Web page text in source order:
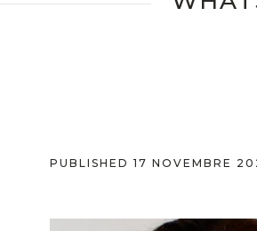
PUBLISHED 17 NOVEMBRE